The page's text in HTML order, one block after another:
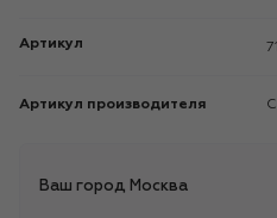
Артикул
Артикул производителя
Ваш город Москва